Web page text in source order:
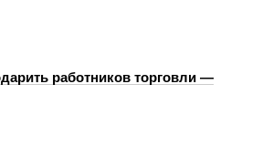
работников торговли —